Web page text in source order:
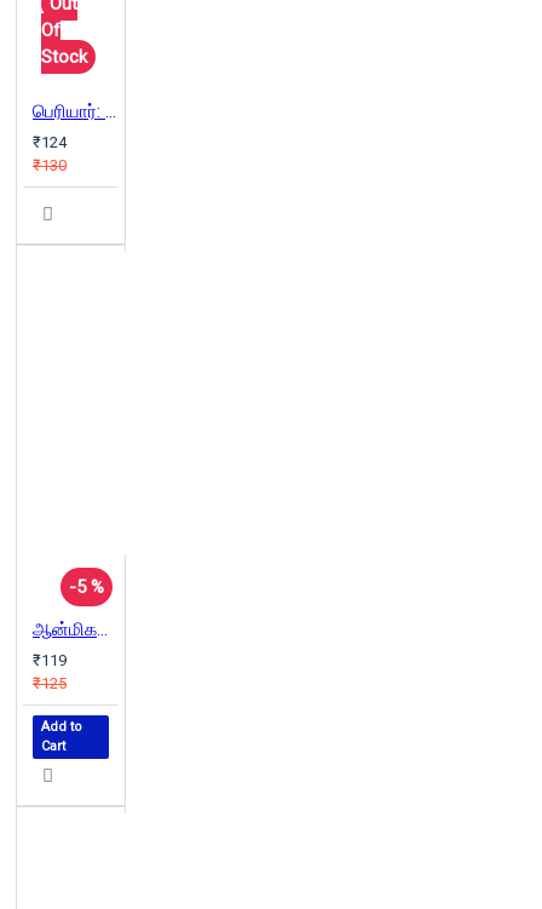
Of
Stock
பெரியார்: கல்விச் சிந்தனைகள்
₹124
₹130
-5 %
ஆன்மிகமா? அறிவியலா?100 கேள்வி - பதில்கள்
₹119
₹125
Add to
Cart